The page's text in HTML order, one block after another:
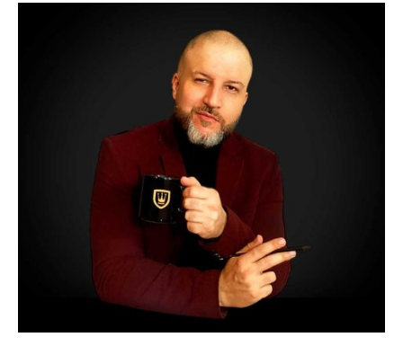
e
Luxo
na
Rua